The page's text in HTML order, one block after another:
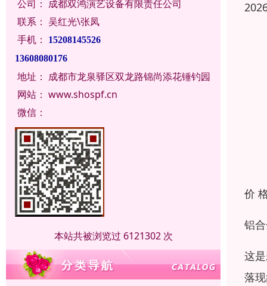
公司： 成都双鸿演艺设备有限责任公司
联系： 吴红光\张凤
手机：
15208145526
13608080176
地址： 成都市龙泉驿区双龙路锦尚添花锤钓园
网站： www.shospf.cn
微信：
本站共被浏览过 6121302 次
价
铝
这
落